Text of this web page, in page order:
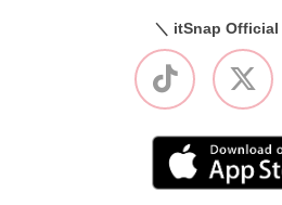
＼ itSnap Official